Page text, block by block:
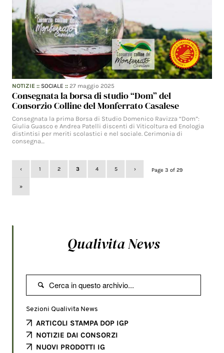
NOTIZIE :: SOCIALE ::27 maggio 2025
Consegnata la borsa di studio “Dom” del
Consorzio Colline del Monferrato Casalese
Consegnata la prima Borsa di Studio Domenico Ravizza “Dom”:
Giulia Guasco e Andrea Patelli discenti di Viticoltura ed Enologia
distintisi per meriti scolastici e nel sociale. Cerimonia di
consegna…
Page 3 of 29
‹ 1 2 3 4 5 ›
»
Qualivita News

Sezioni Qualivita News
ARTICOLI STAMPA DOP IGP
NOTIZIE DAI CONSORZI
NUOVI PRODOTTI IG